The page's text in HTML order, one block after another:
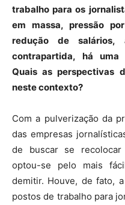
trabalho para os
em massa, pressão
redução de salários,
contrapartida, há
Quais as perspectivas
neste contexto?
Com a pulverização da
das empresas
de buscar se
optou-se pelo mais
demitir. Houve, de fato,
postos de trabalho para